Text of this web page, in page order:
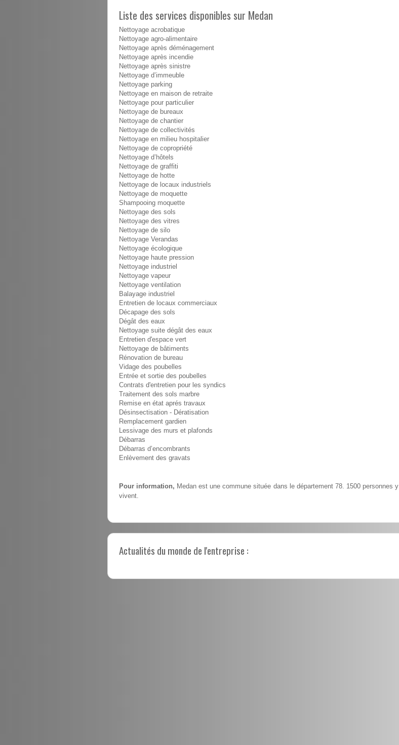
Liste des services disponibles sur Medan
Nettoyage acrobatique
Nettoyage agro-alimentaire
Nettoyage après déménagement
Nettoyage après incendie
Nettoyage après sinistre
Nettoyage d’immeuble
Nettoyage parking
Nettoyage en maison de retraite
Nettoyage pour particulier
Nettoyage de bureaux
Nettoyage de chantier
Nettoyage de collectivités
Nettoyage en milieu hospitalier
Nettoyage de copropriété
Nettoyage d’hôtels
Nettoyage de graffiti
Nettoyage de hotte
Nettoyage de locaux industriels
Nettoyage de moquette
Shampooing moquette
Nettoyage des sols
Nettoyage des vitres
Nettoyage de silo
Nettoyage Verandas
Nettoyage écologique
Nettoyage haute pression
Nettoyage industriel
Nettoyage vapeur
Nettoyage ventilation
Balayage industriel
Entretien de locaux commerciaux
Décapage des sols
Dégât des eaux
Nettoyage suite dégât des eaux
Entretien d'espace vert
Nettoyage de bâtiments
Rénovation de bureau
Vidage des poubelles
Entrée et sortie des poubelles
Contrats d'entretien pour les syndics
Traitement des sols marbre
Remise en état aprés travaux
Désinsectisation - Dératisation
Remplacement gardien
Lessivage des murs et plafonds
Débarras
Débarras d’encombrants
Enlèvement des gravats
Pour information, Medan est une commune située dans le département 78. 1500 personnes y
vivent.
Actualités du monde de l'entreprise :